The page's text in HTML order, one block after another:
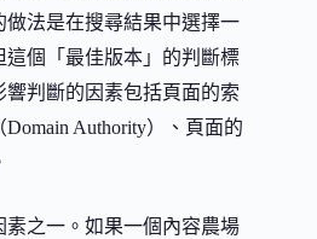
法是在搜尋結果中選擇一
個「最佳版本」的判斷標
判斷的因素包括頁面的索
Authority）、頁面的
之一。如果一個內容農場